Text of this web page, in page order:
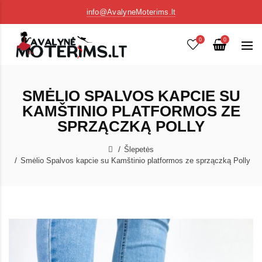
info@AvalyneMoterims.lt
0 0
SMĖLIO SPALVOS KAPCIE SU
KAMŠTINIO PLATFORMOS ZE
SPRZĄCZKĄ POLLY
Šlepetės
Smėlio Spalvos kapcie su Kamštinio platformos ze sprzączką Polly